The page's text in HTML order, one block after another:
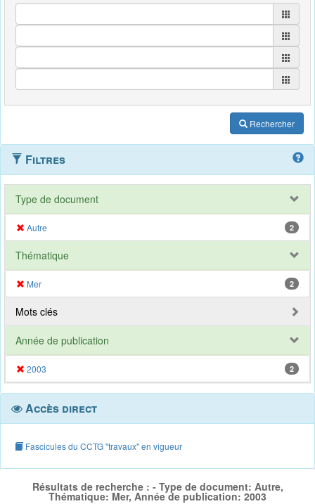
Rechercher
Filtres
Type de document
Autre 2
Thématique
Mer 2
Mots clés
Année de publication
2003 2
Accès direct
Fascicules du CCTG "travaux" en vigueur
Résultats de recherche : - Type de document: Autre,
Thématique: Mer, Année de publication: 2003